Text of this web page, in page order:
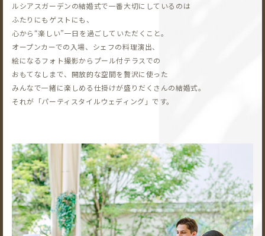
ルシアスガーデンの結婚式で一番大切にしているのは
ふたりにもゲストにも、
心から“楽しい”一日を過ごしていただくこと。
オープンカーでの入場、シェフの料理演出、
絵になるフォト撮影から プール付テラスでの
おもてなしまで、開放的な空間を贅沢に使った
みんなで一緒に楽しめる仕掛けが盛りだくさんの結婚式。
それが「パーティスタイルウェディング」です。